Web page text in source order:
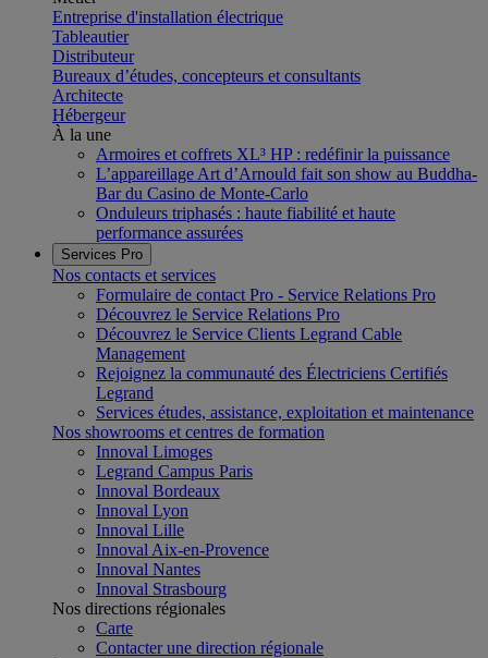
Entreprise d'installation électrique
Tableautier
Distributeur
Bureaux d’études, concepteurs et consultants
Architecte
Hébergeur
À la une
Armoires et coffrets XL³ HP : redéfinir la puissance
L’appareillage Art d’Arnould fait son show au Buddha-
Bar du Casino de Monte-Carlo
Onduleurs triphasés : haute fiabilité et haute
performance assurées
Services Pro
Nos contacts et services
Formulaire de contact Pro - Service Relations Pro
Découvrez le Service Relations Pro
Découvrez le Service Clients Legrand Cable
Management
Rejoignez la communauté des Électriciens Certifiés
Legrand
Services études, assistance, exploitation et maintenance
Nos showrooms et centres de formation
Innoval Limoges
Legrand Campus Paris
Innoval Bordeaux
Innoval Lyon
Innoval Lille
Innoval Aix-en-Provence
Innoval Nantes
Innoval Strasbourg
Nos directions régionales
Carte
Contacter une direction régionale